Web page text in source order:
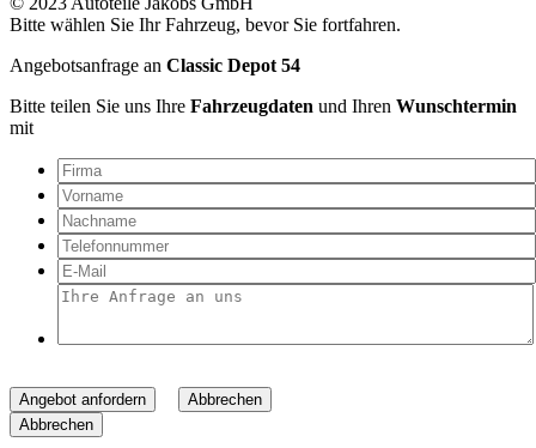
Bitte wählen Sie Ihr Fahrzeug, bevor Sie fortfahren.
Angebotsanfrage an Classic Depot 54
Bitte teilen Sie uns Ihre Fahrzeugdaten und Ihren Wunschtermin
mit
Angebot anfordern
Abbrechen
Abbrechen